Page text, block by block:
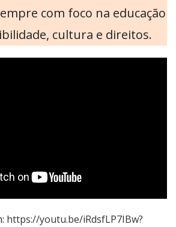
com foco na educação
cultura e direitos.
https://youtu.be/iRdsfLP7IBw?